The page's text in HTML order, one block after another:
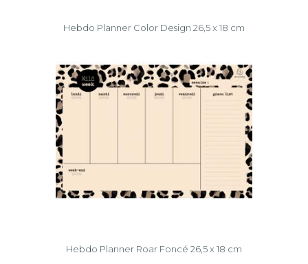
Hebdo Planner Color Design 26,5 x 18 cm
Hebdo Planner Roar Foncé 26,5 x 18 cm